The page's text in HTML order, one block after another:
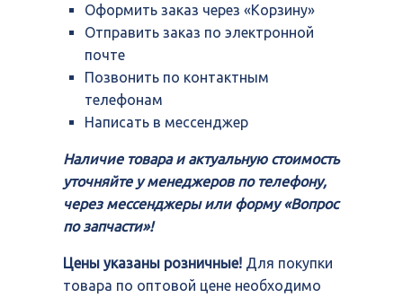
Оформить заказ через «Корзину»
Отправить заказ по электронной
почте
Позвонить по контактным
телефонам
Написать в мессенджер
Наличие товара и актуальную стоимость
уточняйте у менеджеров по телефону,
через мессенджеры или форму «Вопрос
по запчасти»!
Цены указаны розничные! Для покупки
товара по оптовой цене необходимо